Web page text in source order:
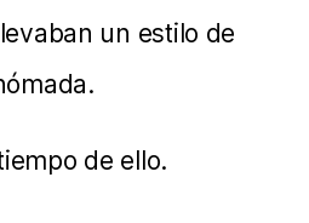
un estilo de
de ello.